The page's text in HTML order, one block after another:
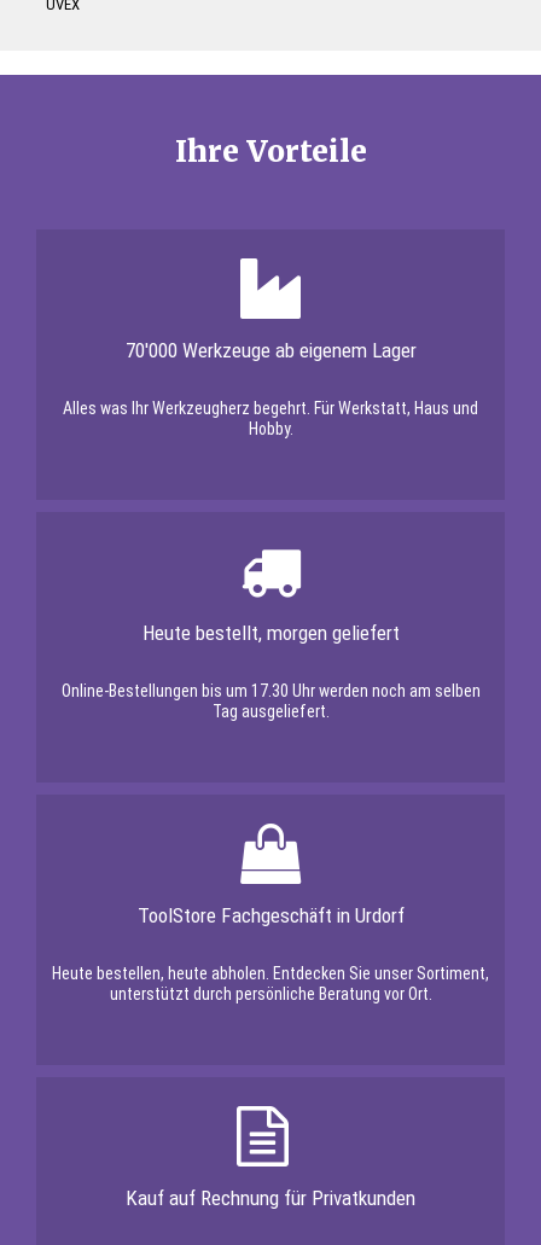
UVEX
Ihre Vorteile
70'000 Werkzeuge ab eigenem Lager
Alles was Ihr Werkzeugherz begehrt. Für Werkstatt, Haus und
Hobby.
Heute bestellt, morgen geliefert
Online-Bestellungen bis um 17.30 Uhr werden noch am selben
Tag ausgeliefert.
ToolStore Fachgeschäft in Urdorf
Heute bestellen, heute abholen. Entdecken Sie unser Sortiment,
unterstützt durch persönliche Beratung vor Ort.
Kauf auf Rechnung für Privatkunden